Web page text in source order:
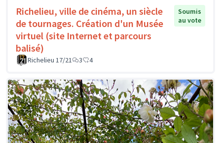
Richelieu, ville de cinéma, un siècle
de tournages. Création d'un Musée
virtuel (site Internet et parcours
balisé)
Soumis
au vote
Richelieu 17/21 3 4